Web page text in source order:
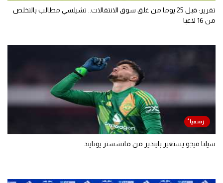
تقرير: قبل 25 يوما من غلق سوق الانتقالات.. تشيلسي مطالب بالتخلص
من 16 لاعبا
سيلتا فيجو يستعير بايندير من مانشستر يونايتد